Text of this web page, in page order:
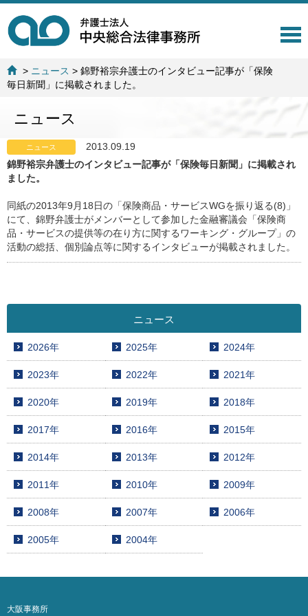
T
g
n
> ニュース >錦野裕宗弁護士のインタビュー記事が「保険
毎日新聞」に掲載されました。
ニュース
ニュース
2013.09.19
錦野裕宗弁護士のインタビュー記事が「保険毎日新聞」に掲載され
ました。
同紙の2013年9月18日の「保険商品・サービスWGを振り返る(8)」
にて、錦野弁護士がメンバーとして参加した金融審議会「保険商
品・サービスの提供等の在り方に関するワーキング・グループ」の
活動の総括、個別論点等に関するインタビューが掲載されました。
ニュース
2026年 2025年 2024年
2023年 2022年 2021年
2020年 2019年 2018年
2017年 2016年 2015年
2014年 2013年 2012年
2011年 2010年 2009年
2008年 2007年 2006年
2005年 2004年
大阪事務所